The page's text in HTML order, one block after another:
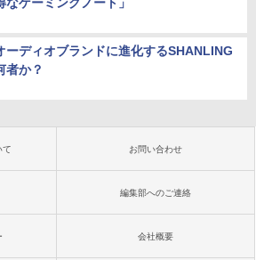
なゲーミングノート」
ーディオブランドに進化するSHANLING
者か？
て お問い合わせ
編集部へのご連絡
会社概要